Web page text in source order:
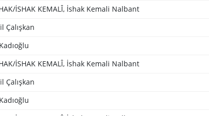
İSHAK KEMALÎ, İshak Kemali Nalbant
Çalışkan
İSHAK KEMALÎ, İshak Kemali Nalbant
Çalışkan